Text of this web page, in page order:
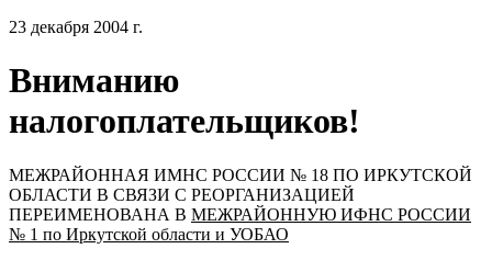
23 декабря 2004 г.
Вниманию
налогоплательщиков!
МЕЖРАЙОННАЯ ИМНС РОССИИ № 18 ПО ИРКУТСКОЙ
ОБЛАСТИ В СВЯЗИ С РЕОРГАНИЗАЦИЕЙ
ПЕРЕИМЕНОВАНА В МЕЖРАЙОННУЮ ИФНС РОССИИ
№ 1 по Иркутской области и УОБАО